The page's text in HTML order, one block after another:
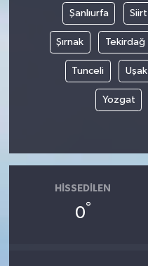
Şanlıurfa Siirt
Şırnak Tekirdağ
Tunceli Uşak
Yozgat
HISSEDILEN
0°